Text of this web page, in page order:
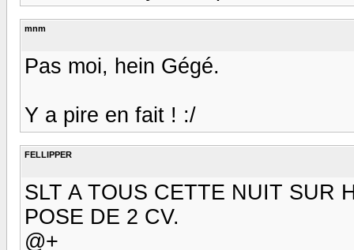
mnm
Pas moi, hein Gégé.
Y a pire en fait ! :/
FELLIPPER
SLT A TOUS CETTE NUIT SUR
POSE DE 2 CV.
@+